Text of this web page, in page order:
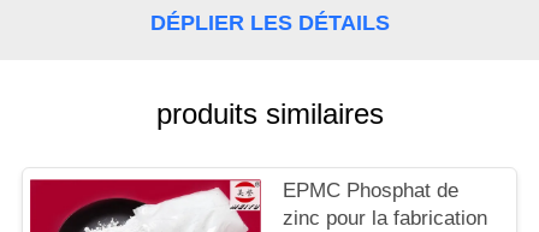
CONTACTER
DEMANDEZ
DEVIS
DÉPLIER LES DÉTAILS
produits similaires
EPMC Phosphat de
zinc pour la fabrication